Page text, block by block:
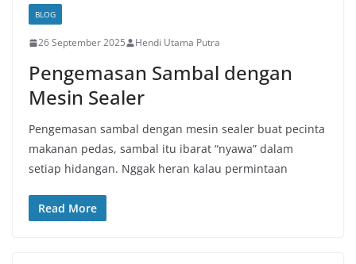
BLOG
26 September 2025 Hendi Utama Putra
Pengemasan Sambal dengan
Mesin Sealer
Pengemasan sambal dengan mesin sealer buat pecinta
makanan pedas, sambal itu ibarat “nyawa” dalam
setiap hidangan. Nggak heran kalau permintaan
Read More